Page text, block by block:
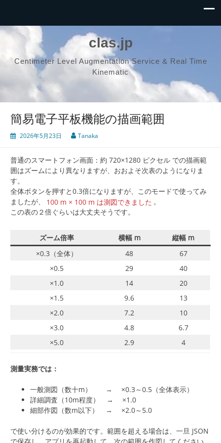
clas.jp
Centimeter Level Augmentation Service & Real Time
Kinematic
簡易電子平板機能の描画範囲
2026年5月23日 Tanaka
普通のスマートフォン画面：約 720×1280 ピクセル での描画範
囲はズームにより異なりますが、おおよそ次表のようになりま
す。
全体ボタンを押すと0.3倍になりますが、このモードで使ってみ
ましたが、
100 m × 100 m は測図できました 。
この表の２倍ぐらいは大丈夫そうです。
ズーム倍率 横幅 m
縦幅 m
×0.3（全体）
48
67
×0.5
29
40
×1.0
14
20
×1.5
9.6
13
×2.0
7.2
10
×3.0
4.8
6.7
×5.0
2.9 4
測量実務では：
一般測図（数十m） → ×0.3～0.5（全体表示）
詳細調査（10m程度） → ×1.0
細部作図（数m以下） → ×2.0～5.0
で使い分けるのが効果的です。範囲を超える場合は、一旦 JSON